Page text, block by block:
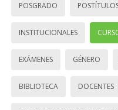
POSGRADO
INSTITUCIONALES
EXÁMENES GÉNERO
BIBLIOTECA DOCENTES